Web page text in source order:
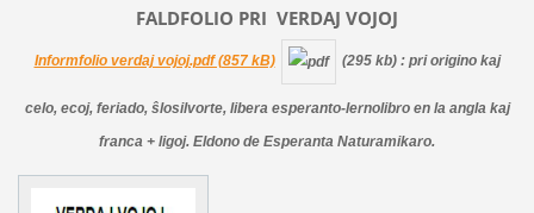
FALDFOLIO PRI VERDAJ VOJOJ
Informfolio verdaj vojoj.pdf (857 kB) (295 kb) : pri origino kaj
celo, ecoj, feriado, ŝlosilvorte, libera esperanto-lernolibro en la angla kaj
franca + ligoj. Eldono de Esperanta Naturamikaro.